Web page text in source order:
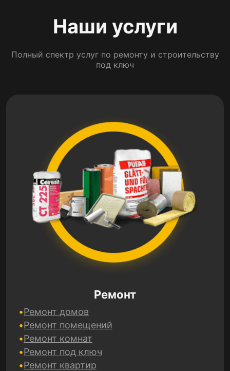
Наши услуги
Полный спектр услуг по ремонту и строительству
под ключ
Ремонт
Ремонт домов
Ремонт помещений
Ремонт комнат
Ремонт под ключ
Ремонт квартир